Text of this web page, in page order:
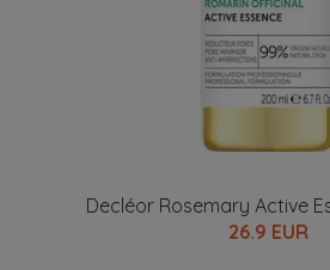
Decléor Rosemary Active
26.9 EUR